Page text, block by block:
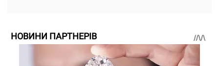
НОВИНИ ПАРТНЕРІВ